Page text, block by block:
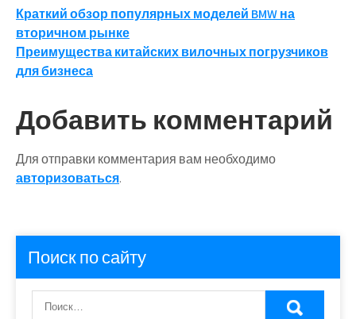
Навигация
по
записям
Краткий обзор популярных моделей BMW на
вторичном рынке
Преимущества китайских вилочных погрузчиков
для бизнеса
Добавить комментарий
Для отправки комментария вам необходимо
авторизоваться.
Поиск по сайту